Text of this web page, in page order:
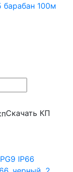
барабан 100м
Скачать КП